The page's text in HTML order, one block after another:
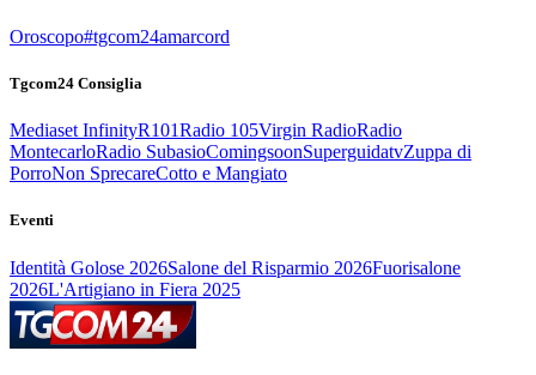
Oroscopo#tgcom24amarcord
Tgcom24 Consiglia
Mediaset InfinityR101Radio 105Virgin RadioRadio
MontecarloRadio SubasioComingsoonSuperguidatvZuppa di
PorroNon SprecareCotto e Mangiato
Eventi
Identità Golose 2026Salone del Risparmio 2026Fuorisalone
2026L'Artigiano in Fiera 2025